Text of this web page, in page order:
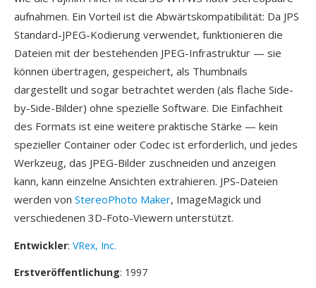
aufnahmen. Ein Vorteil ist die Abwärtskompatibilität: Da JPS
Standard-JPEG-Kodierung verwendet, funktionieren die
Dateien mit der bestehenden JPEG-Infrastruktur — sie
können übertragen, gespeichert, als Thumbnails
dargestellt und sogar betrachtet werden (als flache Side-
by-Side-Bilder) ohne spezielle Software. Die Einfachheit
des Formats ist eine weitere praktische Stärke — kein
spezieller Container oder Codec ist erforderlich, und jedes
Werkzeug, das JPEG-Bilder zuschneiden und anzeigen
kann, kann einzelne Ansichten extrahieren. JPS-Dateien
werden von StereoPhoto Maker, ImageMagick und
verschiedenen 3D-Foto-Viewern unterstützt.
Entwickler: VRex, Inc.
Erstveröffentlichung: 1997